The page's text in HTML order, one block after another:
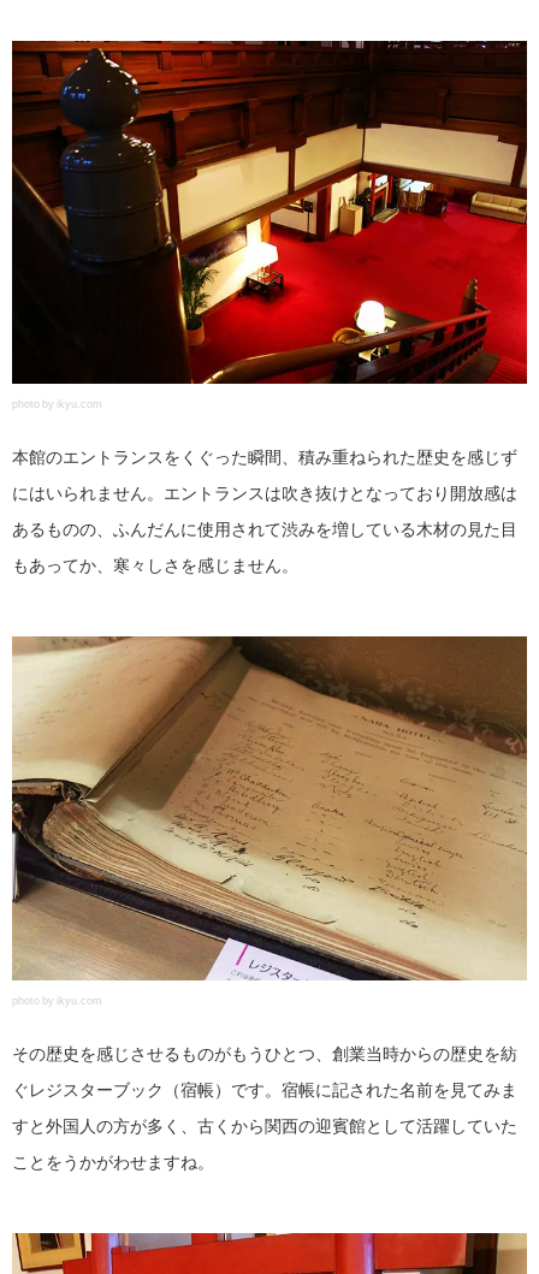
photo by ikyu.com
本館のエントランスをくぐった瞬間、積み重ねられた歴史を感じず
にはいられません。エントランスは吹き抜けとなっており開放感は
あるものの、ふんだんに使用されて渋みを増している木材の見た目
もあってか、寒々しさを感じません。
photo by ikyu.com
その歴史を感じさせるものがもうひとつ、創業当時からの歴史を紡
ぐレジスターブック（宿帳）です。宿帳に記された名前を見てみま
すと外国人の方が多く、古くから関西の迎賓館として活躍していた
ことをうかがわせますね。